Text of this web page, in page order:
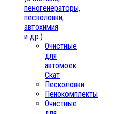
пеногенераторы,
песколовки,
автохимия
и др.)
Очистные
для
автомоек
Скат
Песколовки
Пенокомплекты
Очистные